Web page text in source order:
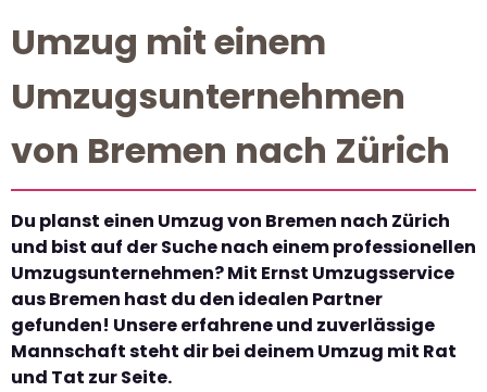
Umzug mit einem
Umzugsunternehmen
von Bremen nach Zürich
Du planst einen Umzug von Bremen nach Zürich
und bist auf der Suche nach einem professionellen
Umzugsunternehmen? Mit Ernst Umzugsservice
aus Bremen hast du den idealen Partner
gefunden! Unsere erfahrene und zuverlässige
Mannschaft steht dir bei deinem Umzug mit Rat
und Tat zur Seite.